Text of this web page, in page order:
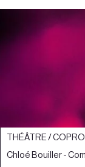
THÉÂTRE /
Chloé Bouiller -